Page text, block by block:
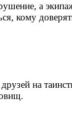
а
кому
на